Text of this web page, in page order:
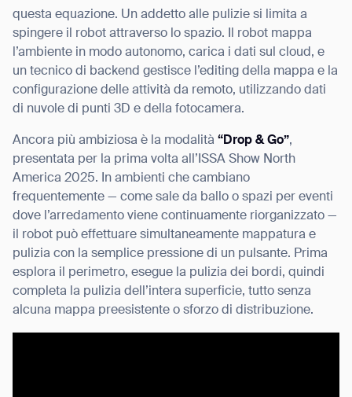
questa equazione. Un addetto alle pulizie si limita a
spingere il robot attraverso lo spazio. Il robot mappa
l’ambiente in modo autonomo, carica i dati sul cloud, e
un tecnico di backend gestisce l’editing della mappa e la
configurazione delle attività da remoto, utilizzando dati
di nuvole di punti 3D e della fotocamera.
Ancora più ambiziosa è la modalità “Drop & Go”,
presentata per la prima volta all’ISSA Show North
America 2025. In ambienti che cambiano
frequentemente — come sale da ballo o spazi per eventi
dove l’arredamento viene continuamente riorganizzato —
il robot può effettuare simultaneamente mappatura e
pulizia con la semplice pressione di un pulsante. Prima
esplora il perimetro, esegue la pulizia dei bordi, quindi
completa la pulizia dell’intera superficie, tutto senza
alcuna mappa preesistente o sforzo di distribuzione.